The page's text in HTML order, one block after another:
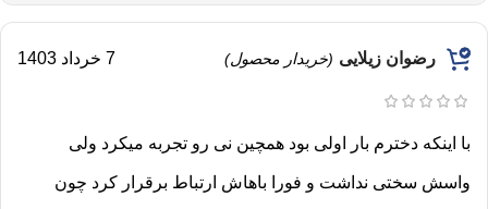
رضوان زیلایی (خریدار محصول) 7 خرداد 1403
با اینکه دخترم بار اولی بود همچین نی رو تجربه میکرد‌ ولی
واسش سختی نداشت و فورا باهاش ارتباط برقرار کرد چون